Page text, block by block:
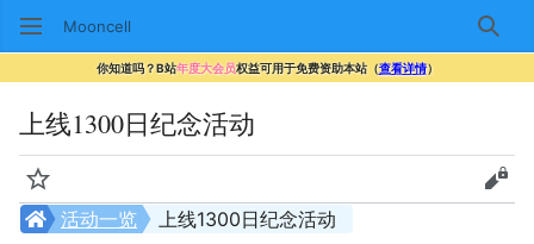
Mooncell 搜索
你知道吗？B站年度大会员权益可用于免费资助本站（查看详情）
上线1300日纪念活动
监视 查看
上线1300日纪念活动
活动一览